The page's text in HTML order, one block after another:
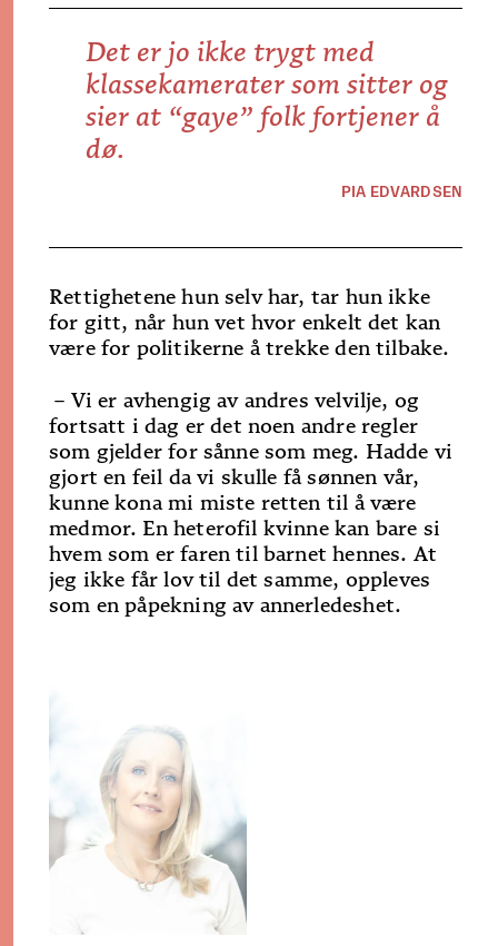
Det er jo ikke trygt med
klassekamerater som sitter og
sier at “gaye” folk fortjener å
dø.
PIA EDVARDSEN
Rettighetene hun selv har, tar hun ikke
for gitt, når hun vet hvor enkelt det kan
være for politikerne å trekke den tilbake.
– Vi er avhengig av andres velvilje, og
fortsatt i dag er det noen andre regler
som gjelder for sånne som meg. Hadde vi
gjort en feil da vi skulle få sønnen vår,
kunne kona mi miste retten til å være
medmor. En heterofil kvinne kan bare si
hvem som er faren til barnet hennes. At
jeg ikke får lov til det samme, oppleves
som en påpekning av annerledeshet.